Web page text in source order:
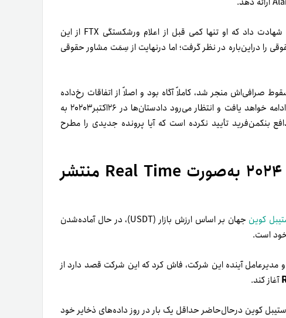
سان در جلسه دادگاه کیفری سم‌بنکمن‌فرید در ۱۹اکتبر۲۰۲۳ شهادت داد که او تنها کمی قبل از اعلام ورشکستگی FTX از این
در‌این‌باره در نظر گرفت؛ اما در‌نهایت از سِمَت مشاور حقوقی
صرافی‌اش منجر شد، کاملاً آگاه بود و اصلاً از اتفاقات رخ‌داده
تعجب نکرد. محاکمه بنکمن‌فرید هفته آینده نیز در نیویورک ادامه خواهد یافت و انتظار می‌رود دادستان‌ها در ۲۶اکتبر۲۰۲۰۳ به
بنکمن‌فرید تأیید نکرده است که آیا پرونده جدیدی را مطرح
تتر گزارش ذخایر خود را در سال ۲۰۲۴ به‌صورت Real Time منتشر
کوین
جهان بر اساس ارزش بازار (USDT)، در حال آماده‌شدن
خود است.
و مدیرعامل آینده این شرکت، فاش کرد که این شرکت قصد دارد از
آغاز کند.
کوین در‌حال‌حاضر حداقل یک‌ بار در روز داده‌های ذخایر خود